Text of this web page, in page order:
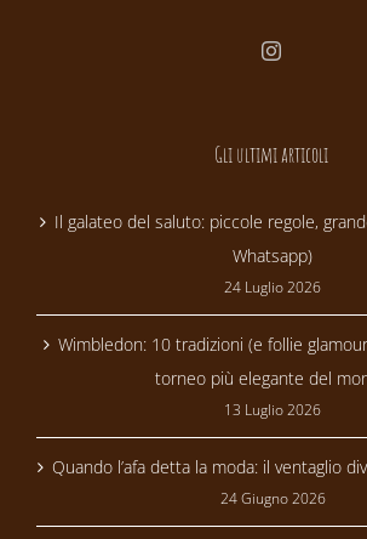
Gli ultimi articoli
Il galateo del saluto: piccole regole,
Whatsapp)
24 Luglio 2026
Wimbledon: 10 tradizioni (e follie
torneo più elegante del
13 Luglio 2026
Quando l’afa detta la moda: il ventaglio
24 Giugno 2026